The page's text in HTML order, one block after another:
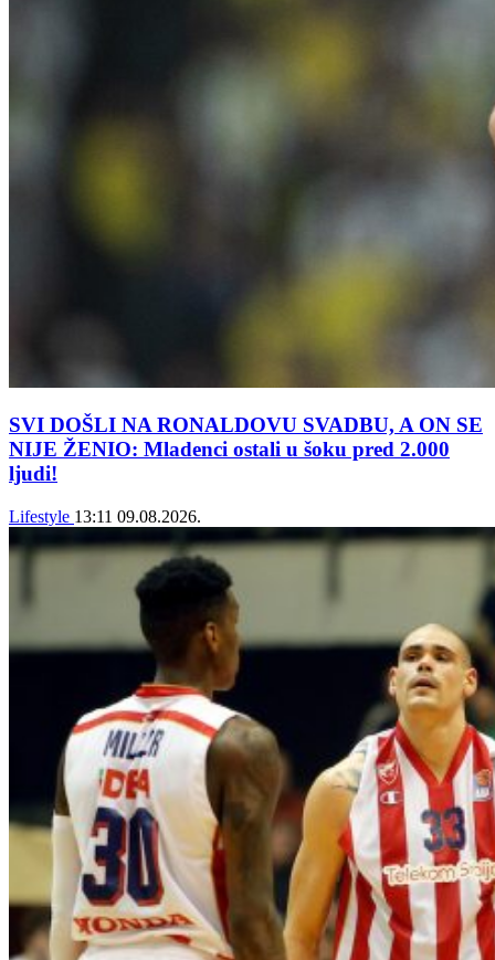
SVI DOŠLI NA RONALDOVU SVADBU, A ON SE
NIJE ŽENIO: Mladenci ostali u šoku pred 2.000
ljudi!
Lifestyle 13:11 09.08.2026.